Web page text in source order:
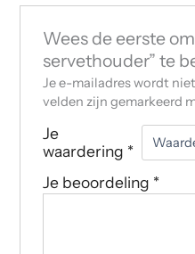
Wees de eerste
servethouder” te
Je e-mailadres wordt
velden zijn gemarkeerd
Je
waardering *
Je beoordeling *